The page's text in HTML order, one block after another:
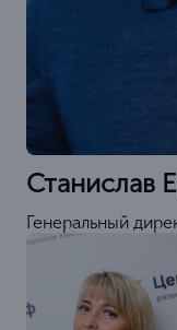
Станислав
Генеральный